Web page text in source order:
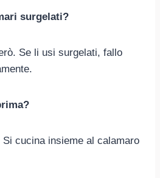
surgelati?
Se li usi surgelati, fallo
cucina insieme al calamaro